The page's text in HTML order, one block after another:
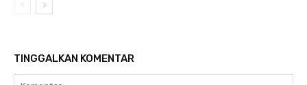
TINGGALKAN KOMENTAR